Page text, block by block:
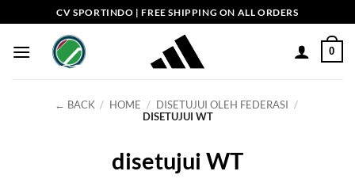
to
content
CV SPORTINDO | FREE SHIPPING ON ALL ORDERS
0
disetujui WT
← BACK / HOME / DISETUJUI OLEH FEDERASI /
DISETUJUI WT